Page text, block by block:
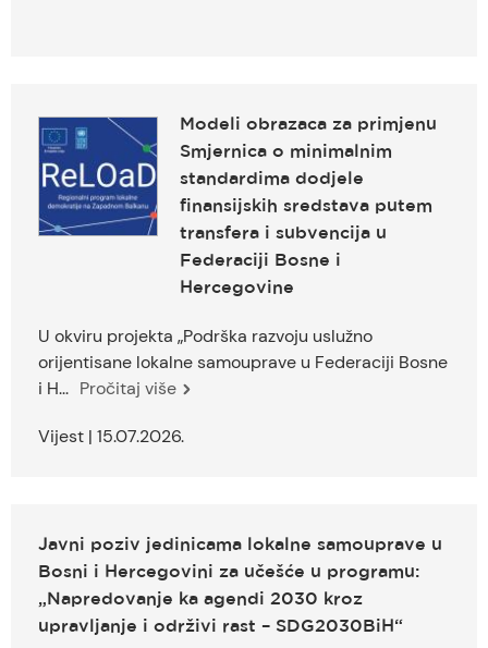
Modeli obrazaca za primjenu
Smjernica o minimalnim
standardima dodjele
finansijskih sredstava putem
transfera i subvencija u
Federaciji Bosne i
Hercegovine
U okviru projekta „Podrška razvoju uslužno
orijentisane lokalne samouprave u Federaciji Bosne
i H... Pročitaj više
Vijest | 15.07.2026.
Javni poziv jedinicama lokalne samouprave u
Bosni i Hercegovini za učešće u programu:
„Napredovanje ka agendi 2030 kroz
upravljanje i održivi rast – SDG2030BiH“